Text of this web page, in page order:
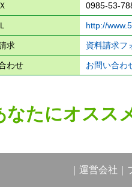
0985-53-
http://
求 資料請求フ
わせ お問い合わ
なたにオスス
運営会社